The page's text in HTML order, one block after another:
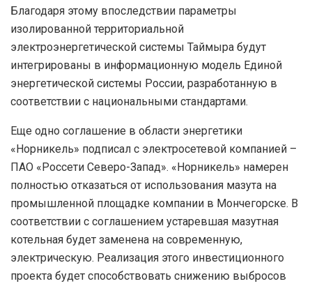
Благодаря этому впоследствии параметры
изолированной территориальной
электроэнергетической системы Таймыра будут
интегрированы в информационную модель Единой
энергетической системы России, разработанную в
соответствии с национальными стандартами.
Еще одно соглашение в области энергетики
«Норникель» подписал с электросетевой компанией –
ПАО «Россети Северо-Запад». «Норникель» намерен
полностью отказаться от использования мазута на
промышленной площадке компании в Мончегорске. В
соответствии с соглашением устаревшая мазутная
котельная будет заменена на современную,
электрическую. Реализация этого инвестиционного
проекта будет способствовать снижению выбросов